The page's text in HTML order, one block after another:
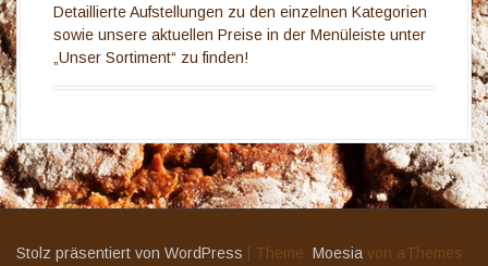
Detaillierte Aufstellungen zu den einzelnen Kategorien
sowie unsere aktuellen Preise in der Menüleiste unter
„Unser Sortiment“ zu finden!
Stolz präsentiert von WordPress Theme: Moesia von aThemes